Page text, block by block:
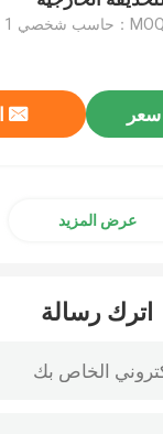
ملعب التنس
MOQ：حاسب شخصي 1
عرض المزيد
اترك رسالة